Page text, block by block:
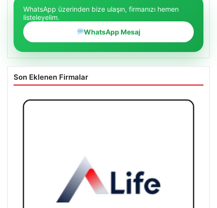
WhatsApp üzerinden bize ulaşın, firmanızı hemen
listeleyelim.
WhatsApp Mesaj
Son Eklenen Firmalar